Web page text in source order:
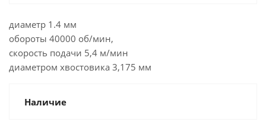
диаметр 1.4 мм
обороты 40000 об/мин,
скорость подачи 5,4 м/мин
диаметром хвостовика 3,175 мм
Наличие